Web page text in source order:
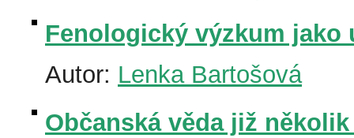
Fenologický výzkum jako
Autor: Lenka Bartošová
Občanská věda již